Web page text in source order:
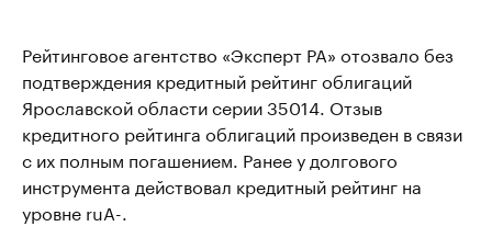
Рейтинговое агентство «Эксперт РА» отозвало без
подтверждения кредитный рейтинг облигаций
Ярославской области серии 35014. Отзыв
кредитного рейтинга облигаций произведен в связи
с их полным погашением. Ранее у долгового
инструмента действовал кредитный рейтинг на
уровне ruА-.